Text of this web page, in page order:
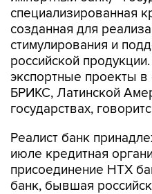
специализированная
созданная для
стимулирования и
российской
экспортные проекты в
БРИКС, Латинской
государствах,
Реалист банк
июле кредитная
присоединение НТХ
банк, бывшая